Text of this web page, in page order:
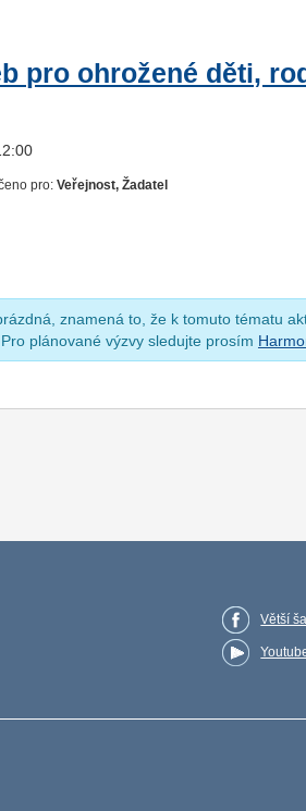
pro ohrožené děti,
pro:Veřejnost, Žadatel
znamená to, že k tomuto tématu
Pro plánované výzvy sledujte prosím
Větší